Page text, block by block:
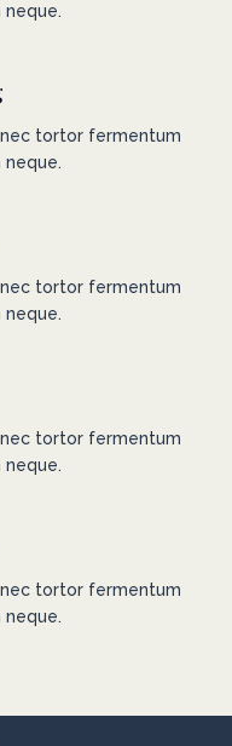
neque.
tortor fermentum
neque.
tortor fermentum
neque.
tortor fermentum
neque.
tortor fermentum
neque.